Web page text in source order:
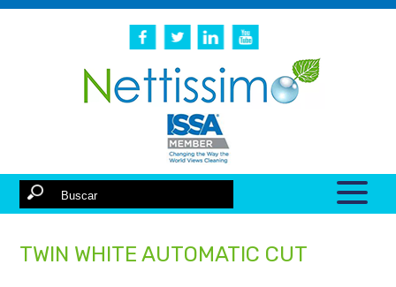
TWIN WHITE AUTOMATIC CUT